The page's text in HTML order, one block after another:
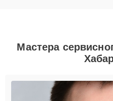
Мастера